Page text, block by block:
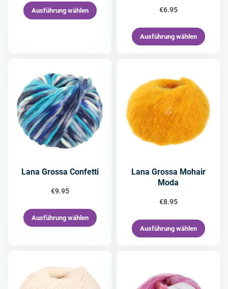
Ausführung wählen €6.95
Ausführung wählen
Lana Grossa Confetti
€9.95
Ausführung wählen
Lana Grossa Mohair
Moda
€8.95
Ausführung wählen